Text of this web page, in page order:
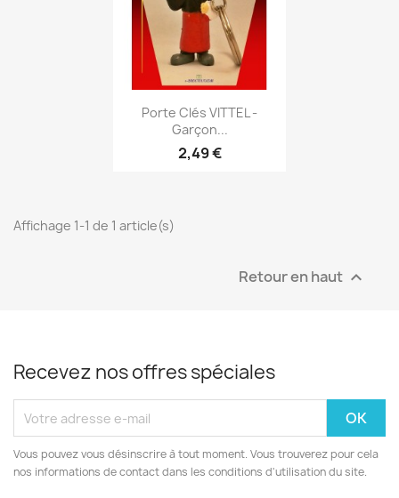
Aperçu rapide
Porte Clés VITTEL -
Garçon...
2,49 €
Affichage 1-1 de 1 article(s)
Retour en haut 
Recevez nos offres spéciales
Vous pouvez vous désinscrire à tout moment. Vous trouverez pour cela
nos informations de contact dans les conditions d'utilisation du site.